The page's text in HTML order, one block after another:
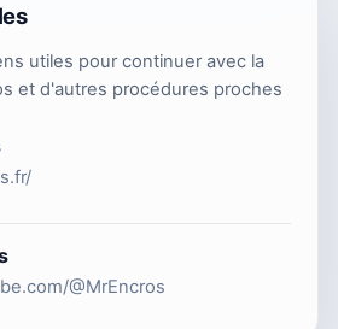
utiles pour continuer avec la
et d'autres procédures proches
@MrEncros